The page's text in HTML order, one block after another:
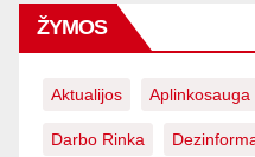
ŽYMOS
Aktualijos Aplinkosauga
Darbo Rinka